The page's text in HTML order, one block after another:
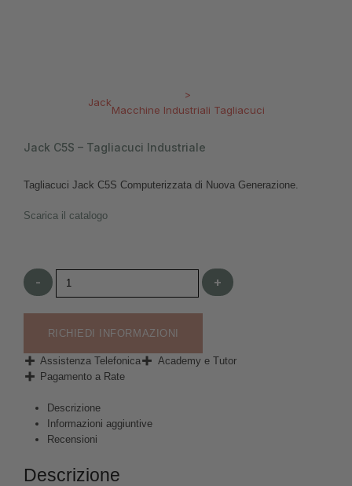
Jack
>
Macchine Industriali Tagliacuci
Jack C5S – Tagliacuci Industriale
Tagliacuci Jack C5S Computerizzata di Nuova Generazione.
Scarica il catalogo
- +
RICHIEDI INFORMAZIONI
Assistenza Telefonica
Academy e Tutor
Pagamento a Rate
Descrizione
Informazioni aggiuntive
Recensioni
Descrizione